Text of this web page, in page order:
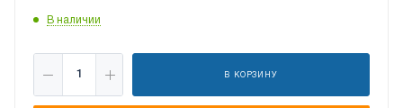
В наличии
В КОРЗИНУ